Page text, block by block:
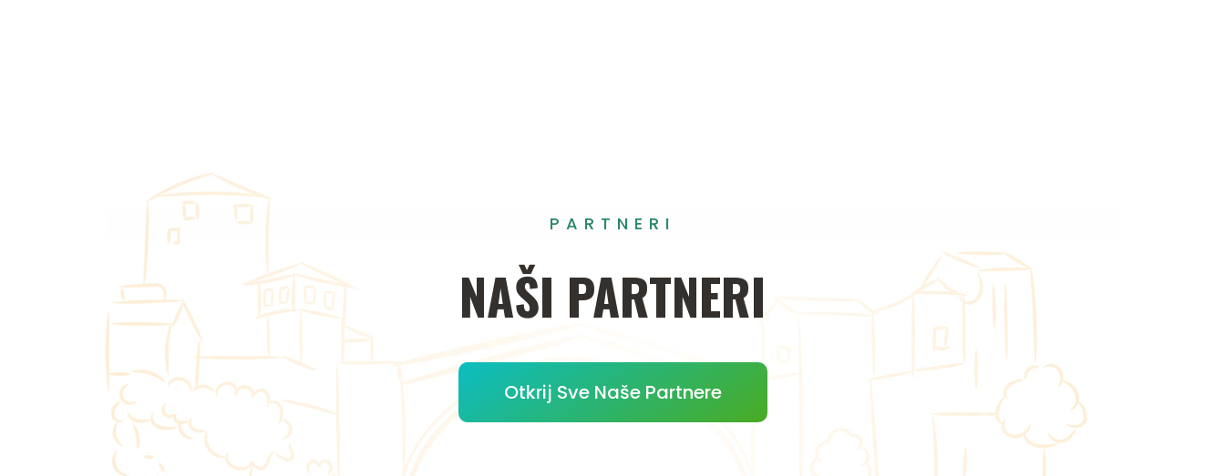
PARTNERI
NAŠI PARTNERI
Otkrij Sve Naše Partnere